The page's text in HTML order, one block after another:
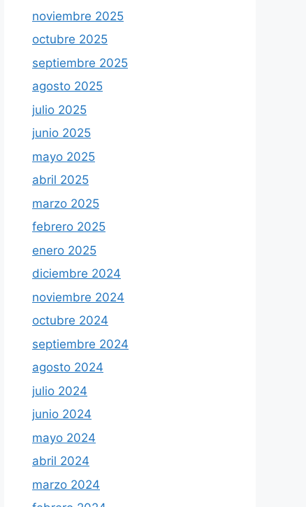
noviembre 2025
octubre 2025
septiembre 2025
agosto 2025
julio 2025
junio 2025
mayo 2025
abril 2025
marzo 2025
febrero 2025
enero 2025
diciembre 2024
noviembre 2024
octubre 2024
septiembre 2024
agosto 2024
julio 2024
junio 2024
mayo 2024
abril 2024
marzo 2024